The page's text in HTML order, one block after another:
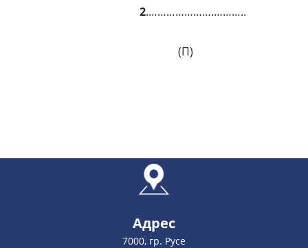
2.………………….………..
(П)
Адрес
7000, гр. Русе